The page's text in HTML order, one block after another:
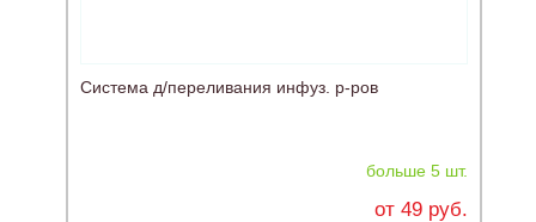
Система д/переливания инфуз. р-ров
больше 5 шт.
от 49 руб.